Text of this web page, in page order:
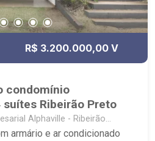
R$ 3.200.000,00 V
condomínio
Ribeirão Preto
Alphaville - Ribeirão
armário e ar condicionado